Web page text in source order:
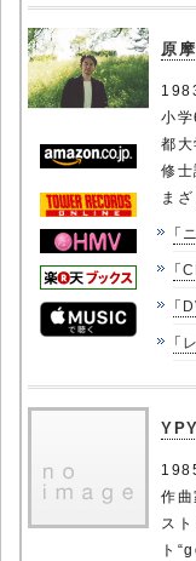
原
小
都
修
ま
「
「
「
「
YPY
作曲
ス
ト